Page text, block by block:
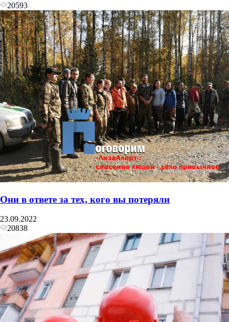
20593
Они в ответе за тех, кого вы потеряли
23.09.2022
20838